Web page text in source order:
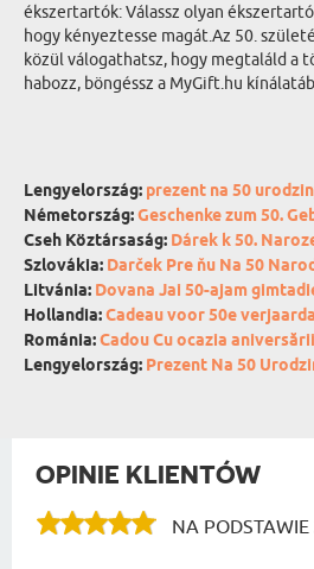
ékszertartók: Válassz olyan
hogy kényeztesse magát.Az 50.
közül válogathatsz, hogy megtaláld a
habozz, böngéssz a MyGift.hu
Lengyelország: prezent na 50
Németország:Geschenke zum 50.
Cseh Köztársaság: Dárek k 50.
Szlovákia: Darček Pre ňu Na 50
Litvánia: Dovana Jai 50-ajam
Hollandia:Cadeau voor 50e
Románia:Cadou Cu ocazia
Lengyelország: Prezent Na 50
OPINIE KLIENTÓW
NA PODSTAWIE